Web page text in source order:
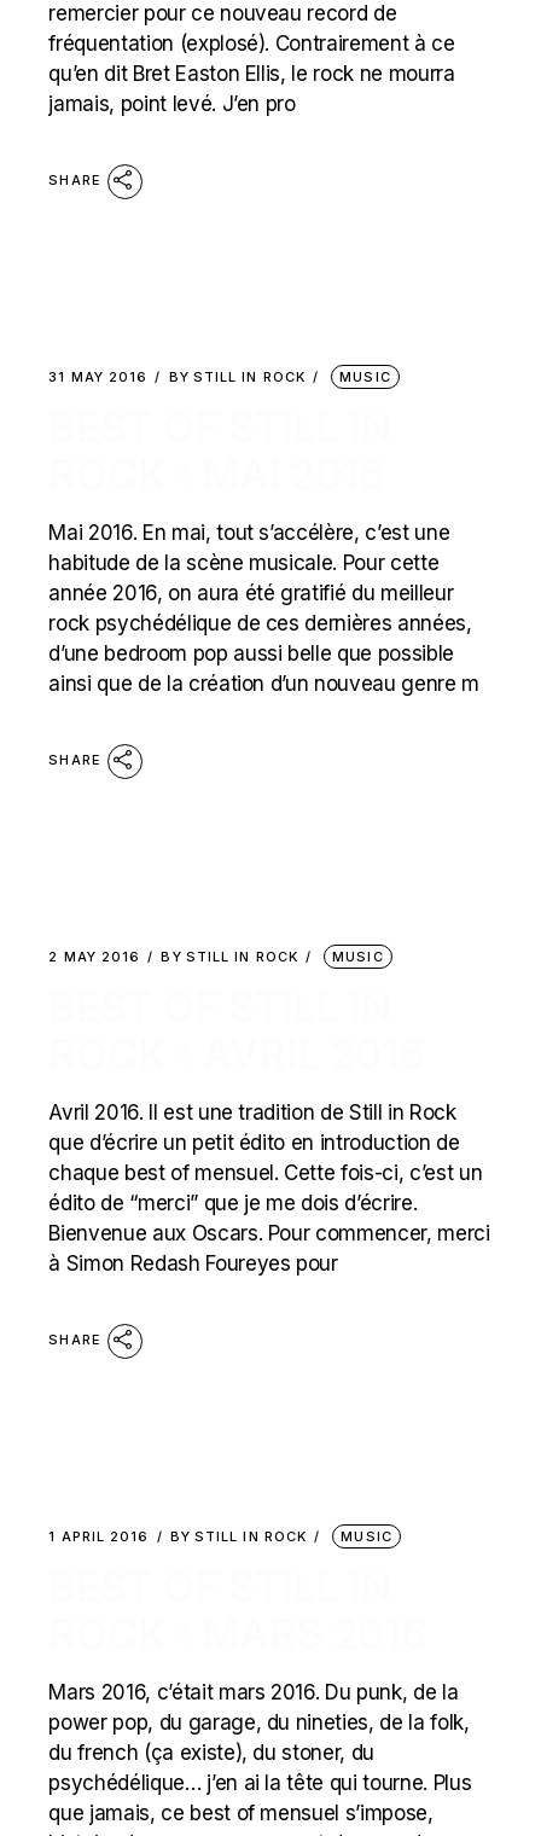
remercier pour ce nouveau record de
fréquentation (explosé). Contrairement à ce
qu’en dit Bret Easton Ellis, le rock ne mourra
jamais, point levé. J’en pro
SHARE
31 MAY 2016 BY STILL IN ROCK MUSIC
Mai 2016. En mai, tout s’accélère, c’est une
habitude de la scène musicale. Pour cette
année 2016, on aura été gratifié du meilleur
rock psychédélique de ces dernières années,
d’une bedroom pop aussi belle que possible
ainsi que de la création d’un nouveau genre m
SHARE
2 MAY 2016 BY STILL IN ROCK MUSIC
Avril 2016. Il est une tradition de Still in Rock
que d’écrire un petit édito en introduction de
chaque best of mensuel. Cette fois-ci, c’est un
édito de “merci” que je me dois d’écrire.
Bienvenue aux Oscars. Pour commencer, merci
à Simon Redash Foureyes pour
SHARE
1 APRIL 2016 BY STILL IN ROCK MUSIC
Mars 2016, c’était mars 2016. Du punk, de la
power pop, du garage, du nineties, de la folk,
du french (ça existe), du stoner, du
psychédélique… j’en ai la tête qui tourne. Plus
que jamais, ce best of mensuel s’impose,